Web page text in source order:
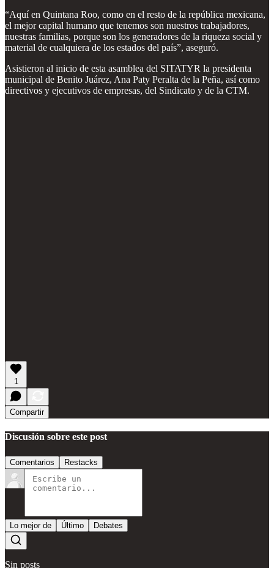
“Aquí en Quintana Roo, como en el resto de la república mexicana,
el mejor capital humano que tenemos son nuestros trabajadores,
nuestras familias, porque son los generadores de la riqueza social y
material de cualquiera de los estados del país”, aseguró.
Asistieron al inicio de esta asamblea del SITATYR la presidenta
municipal de Benito Juárez, Ana Paty Peralta de la Peña, así como
directivos y ejecutivos de empresas, del Sindicato y de la CTM.
1
Compartir
Discusión sobre este post
Comentarios Restacks
Lo mejor de Último Debates
Sin posts